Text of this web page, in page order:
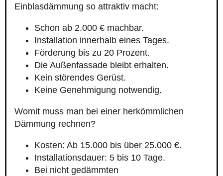
Einblasdämmung so attraktiv macht:
Schon ab 2.000 € machbar.
Installation innerhalb eines Tages.
Förderung bis zu 20 Prozent.
Die Außenfassade bleibt erhalten.
Kein störendes Gerüst.
Keine Genehmigung notwendig.
Womit muss man bei einer herkömmlichen
Dämmung rechnen?
Kosten: Ab 15.000 bis über 25.000 €.
Installationsdauer: 5 bis 10 Tage.
Bei nicht gedämmten